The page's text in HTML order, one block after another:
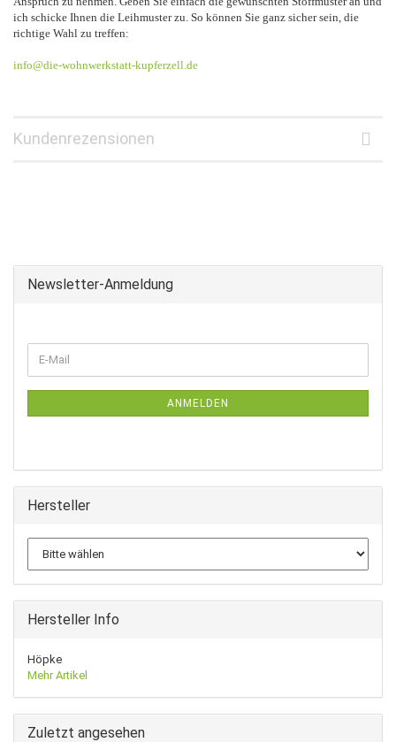
ich schicke Ihnen die Leihmuster zu. So können Sie ganz sicher sein, die
richtige Wahl zu treffen:
info@die-wohnwerkstatt-kupferzell.de
Kundenrezensionen
Newsletter-Anmeldung
ZUR
NEWSLETTER-
E-
Mail
ANMELDEN
Hersteller
Hersteller Info
Höpke
Mehr Artikel
Zuletzt angesehen